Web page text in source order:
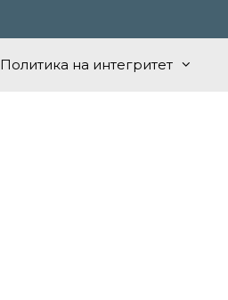
Политика на интегритет